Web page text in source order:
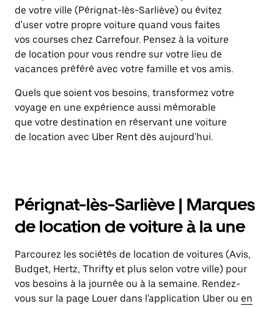
de votre ville (Pérignat-lès-Sarliève) ou évitez
d'user votre propre voiture quand vous faites
vos courses chez Carrefour. Pensez à la voiture
de location pour vous rendre sur votre lieu de
vacances préféré avec votre famille et vos amis.
Quels que soient vos besoins, transformez votre
voyage en une expérience aussi mémorable
que votre destination en réservant une voiture
de location avec Uber Rent dès aujourd'hui.
Pérignat-lès-Sarliève | Marques
de location de voiture à la une
Parcourez les sociétés de location de voitures (Avis,
Budget, Hertz, Thrifty et plus selon votre ville) pour
vos besoins à la journée ou à la semaine. Rendez-
vous sur la page Louer dans l'application Uber ou en